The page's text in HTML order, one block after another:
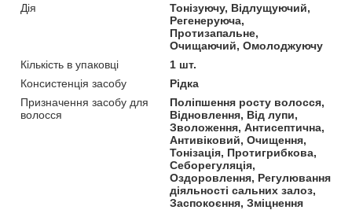
Дія
Тонізуючу, Відлущуючий,
Регенеруюча,
Протизапальне,
Очищаючий, Омолоджуючу
Кількість в упаковці
1 шт.
Консистенція засобу
Рідка
Призначення засобу для
волосся
Поліпшення росту волосся,
Відновлення, Від лупи,
Зволоження, Антисептична,
Антивіковий, Очищення,
Тонізація, Протигрибкова,
Себорегуляція,
Оздоровлення, Регулювання
діяльності сальних залоз,
Заспокоєння, Зміцнення